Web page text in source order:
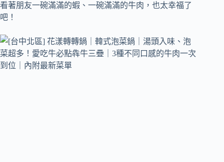
看著朋友一碗滿滿的蝦、一碗滿滿的牛肉，也太幸福了
吧！